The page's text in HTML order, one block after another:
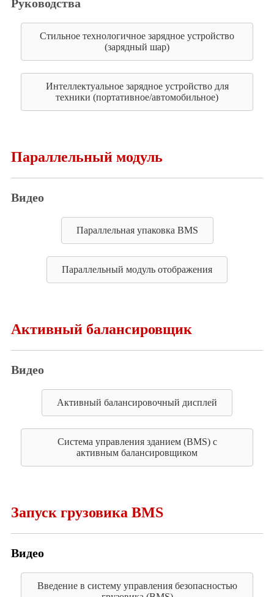
Руководства
Стильное технологичное зарядное устройство
(зарядный шар)
Интеллектуальное зарядное устройство для
техники (портативное/автомобильное)
Параллельный модуль
Видео
Параллельная упаковка BMS
Параллельный модуль отображения
Активный балансировщик
Видео
Активный балансировочный дисплей
Система управления зданием (BMS) с
активным балансировщиком
Запуск грузовика BMS
Видео
Введение в систему управления безопасностью